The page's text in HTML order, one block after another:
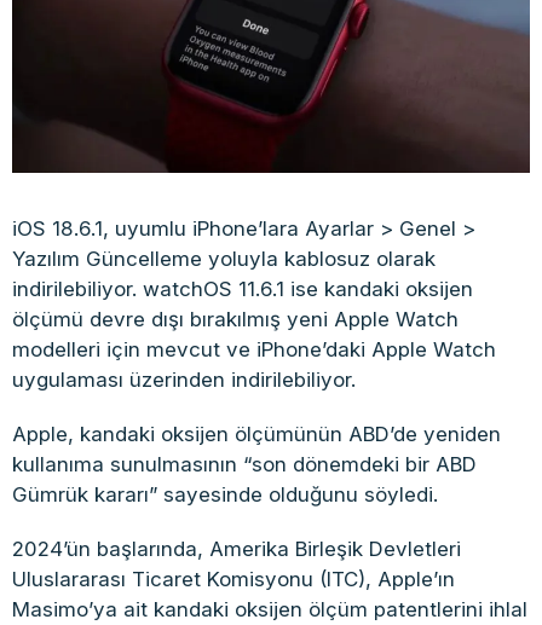
iOS 18.6.1, uyumlu iPhone’lara Ayarlar > Genel >
Yazılım Güncelleme yoluyla kablosuz olarak
indirilebiliyor. watchOS 11.6.1 ise kandaki oksijen
ölçümü devre dışı bırakılmış yeni Apple Watch
modelleri için mevcut ve iPhone’daki Apple Watch
uygulaması üzerinden indirilebiliyor.
Apple, kandaki oksijen ölçümünün ABD’de yeniden
kullanıma sunulmasının “son dönemdeki bir ABD
Gümrük kararı” sayesinde olduğunu söyledi.
2024’ün başlarında, Amerika Birleşik Devletleri
Uluslararası Ticaret Komisyonu (ITC), Apple’ın
Masimo’ya ait kandaki oksijen ölçüm patentlerini ihlal